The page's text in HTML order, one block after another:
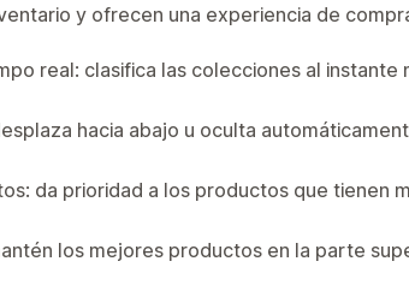
y ofrecen una experiencia de
real: clasifica las colecciones al instante
hacia abajo u oculta
da prioridad a los productos que tienen
los mejores productos en la parte